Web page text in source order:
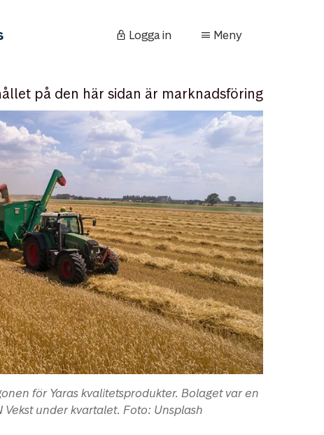
Logga in Meny
på den här sidan är marknadsföring
för Yaras kvalitetsprodukter. Bolaget var en
under kvartalet. Foto: Unsplash